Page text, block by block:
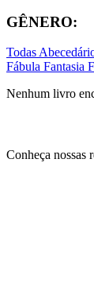
GÊNERO:
Todas
Fábula Fantasia
Nenhum livro
Conheça nossas